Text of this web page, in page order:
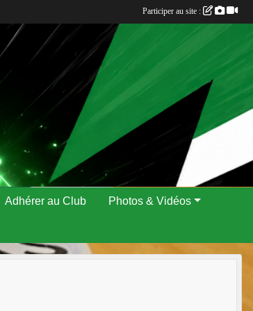
Adhérer au Club Photos & Vidéos
Participer au site :